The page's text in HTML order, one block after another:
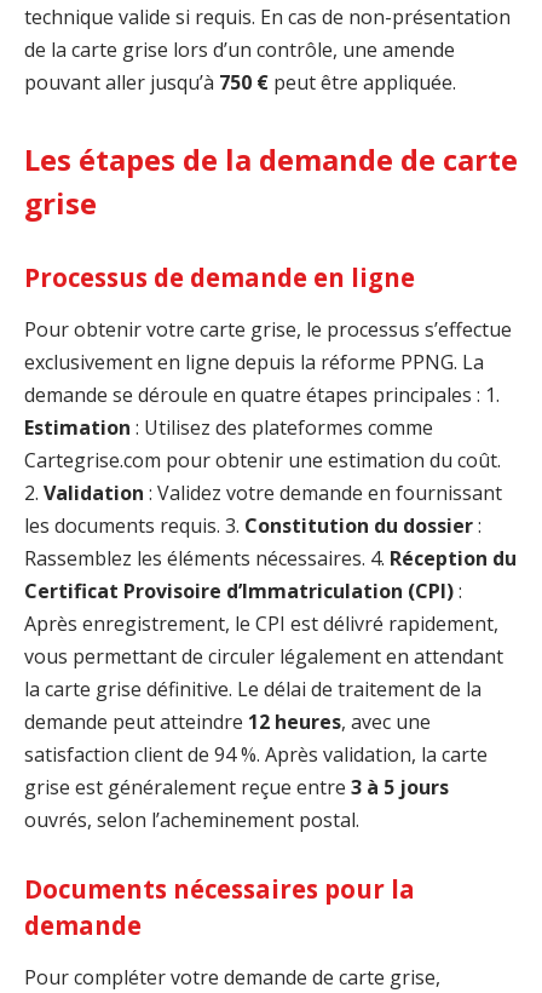
technique valide si requis. En cas de non-présentation
de la carte grise lors d’un contrôle, une amende
pouvant aller jusqu’à 750 € peut être appliquée.
Les étapes de la demande de carte
grise
Processus de demande en ligne
Pour obtenir votre carte grise, le processus s’effectue
exclusivement en ligne depuis la réforme PPNG. La
demande se déroule en quatre étapes principales : 1.
Estimation : Utilisez des plateformes comme
Cartegrise.com pour obtenir une estimation du coût.
2. Validation : Validez votre demande en fournissant
les documents requis. 3. Constitution du dossier:
Rassemblez les éléments nécessaires. 4. Réception du
Certificat Provisoire d’Immatriculation (CPI):
Après enregistrement, le CPI est délivré rapidement,
vous permettant de circuler légalement en attendant
la carte grise définitive. Le délai de traitement de la
demande peut atteindre 12 heures, avec une
satisfaction client de 94 %. Après validation, la carte
grise est généralement reçue entre 3 à 5 jours
ouvrés, selon l’acheminement postal.
Documents nécessaires pour la
demande
Pour compléter votre demande de carte grise,